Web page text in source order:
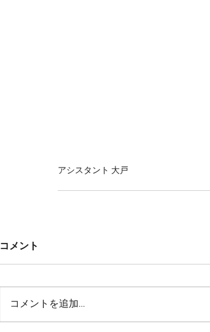
アシスタント 大戸
コメント
コメントを追加…